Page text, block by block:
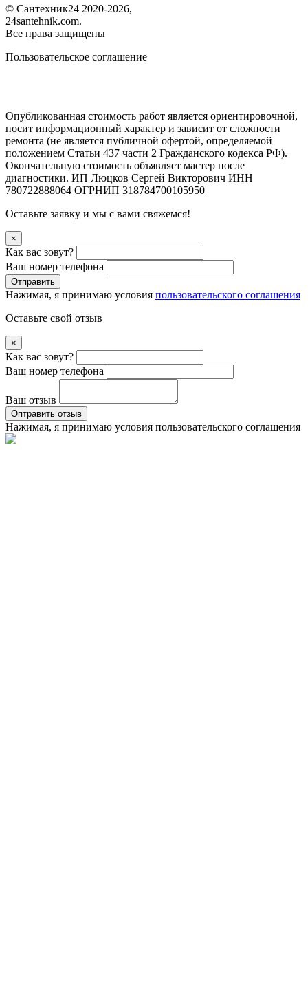
© Сантехник24 2020-2026,
24santehnik.com.
Все права защищены
Пользовательское соглашение
Опубликованная стоимость работ является ориентировочной,
носит информационный характер и зависит от сложности
ремонта (не является публичной офертой, определяемой
положением Статьи 437 части 2 Гражданского кодекса РФ).
Окончательную стоимость объявляет мастер после
диагностики. ИП Люцков Сергей Викторович ИНН
780722888064 ОГРНИП 318784700105950
Оставьте заявку и мы с вами свяжемся!
×
Как вас зовут?
Ваш номер телефона
Отправить
Нажимая, я принимаю условия пользовательского соглашения
Оставьте свой отзыв
×
Как вас зовут?
Ваш номер телефона
Ваш отзыв
Оптравить отзыв
Нажимая, я принимаю условия пользовательского соглашения